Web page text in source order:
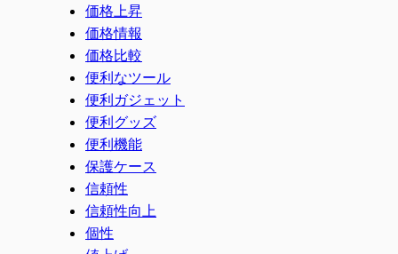
価格上昇
価格情報
価格比較
便利なツール
便利ガジェット
便利グッズ
便利機能
保護ケース
信頼性
信頼性向上
個性